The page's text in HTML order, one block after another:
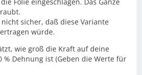
sicher, daß diese Variante
würde.
wie groß die Kraft auf deine
% Dehnung ist (Geben die Werte für